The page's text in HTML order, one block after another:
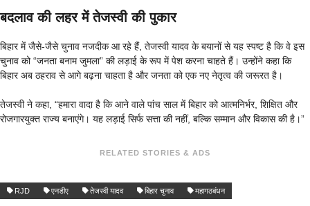
बदलाव की लहर में तेजस्वी की पुकार
बिहार में जैसे-जैसे चुनाव नजदीक आ रहे हैं, तेजस्वी यादव के बयानों से यह स्पष्ट है कि वे इस
चुनाव को “जनता बनाम जुमला” की लड़ाई के रूप में पेश करना चाहते हैं। उन्होंने कहा कि
बिहार अब ठहराव से आगे बढ़ना चाहता है और जनता को एक नए नेतृत्व की जरूरत है।
तेजस्वी ने कहा, “हमारा वादा है कि आने वाले पांच साल में बिहार को आत्मनिर्भर, शिक्षित और
रोजगारयुक्त राज्य बनाएंगे। यह लड़ाई सिर्फ सत्ता की नहीं, बल्कि सम्मान और विकास की है।”
RELATED STORIES & ADS
RJD एनडीए तेजस्वी यादव बिहार चुनाव महागठबंधन